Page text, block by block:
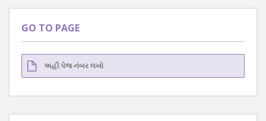
GO TO PAGE